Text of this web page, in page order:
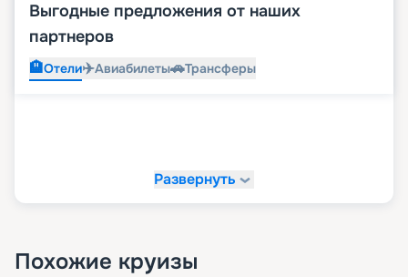
Выгодные предложения от наших
партнеров
🏨Отели✈️Авиабилеты🚗Трансферы
Развернуть
Похожие круизы